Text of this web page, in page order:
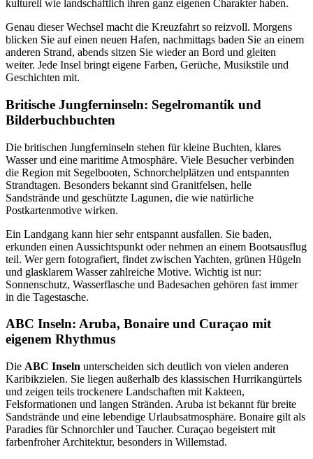
kulturell wie landschaftlich ihren ganz eigenen Charakter haben.
Genau dieser Wechsel macht die Kreuzfahrt so reizvoll. Morgens
blicken Sie auf einen neuen Hafen, nachmittags baden Sie an einem
anderen Strand, abends sitzen Sie wieder an Bord und gleiten
weiter. Jede Insel bringt eigene Farben, Gerüche, Musikstile und
Geschichten mit.
Britische Jungferninseln: Segelromantik und
Bilderbuchbuchten
Die britischen Jungferninseln stehen für kleine Buchten, klares
Wasser und eine maritime Atmosphäre. Viele Besucher verbinden
die Region mit Segelbooten, Schnorchelplätzen und entspannten
Strandtagen. Besonders bekannt sind Granitfelsen, helle
Sandstrände und geschützte Lagunen, die wie natürliche
Postkartenmotive wirken.
Ein Landgang kann hier sehr entspannt ausfallen. Sie baden,
erkunden einen Aussichtspunkt oder nehmen an einem Bootsausflug
teil. Wer gern fotografiert, findet zwischen Yachten, grünen Hügeln
und glasklarem Wasser zahlreiche Motive. Wichtig ist nur:
Sonnenschutz, Wasserflasche und Badesachen gehören fast immer
in die Tagestasche.
ABC Inseln: Aruba, Bonaire und Curaçao mit
eigenem Rhythmus
Die ABC Inseln unterscheiden sich deutlich von vielen anderen
Karibikzielen. Sie liegen außerhalb des klassischen Hurrikangürtels
und zeigen teils trockenere Landschaften mit Kakteen,
Felsformationen und langen Stränden. Aruba ist bekannt für breite
Sandstrände und eine lebendige Urlaubsatmosphäre. Bonaire gilt als
Paradies für Schnorchler und Taucher. Curaçao begeistert mit
farbenfroher Architektur, besonders in Willemstad.